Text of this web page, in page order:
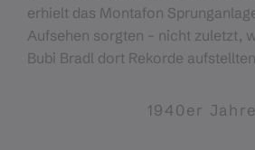
erhielt das Montafon
Aufsehen sorgten – nicht zuletzt,
Bubi Bradl dort Rekorde
1940er Jahre